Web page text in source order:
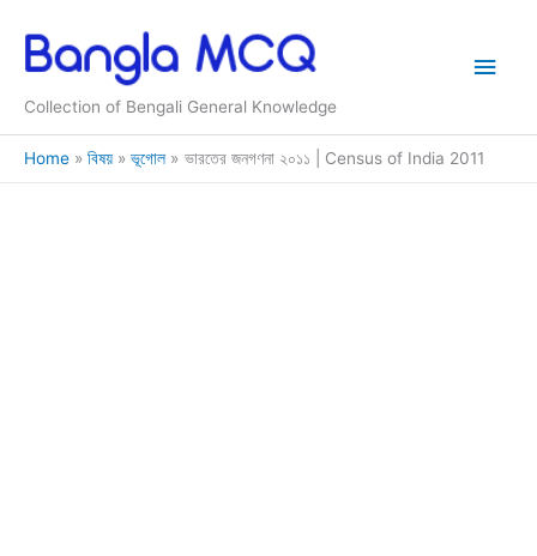
content
Collection of Bengali General Knowledge
Main
Home বিষয় ভূগোল ভারতের জনগণনা ২০১১ | Census of India 2011